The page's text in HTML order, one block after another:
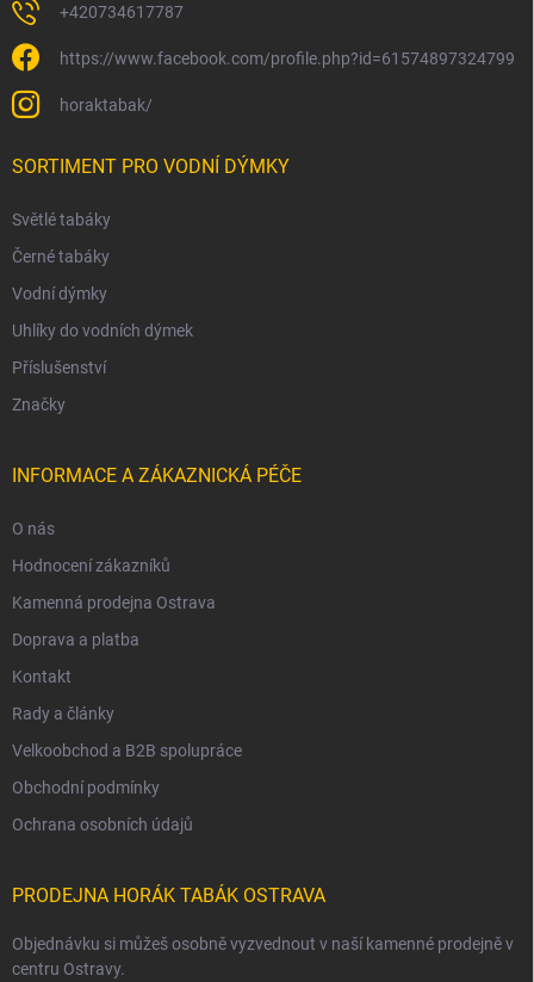
+420734617787
https://www.facebook.com/profile.php?id=61574897324799
horaktabak/
SORTIMENT PRO VODNÍ DÝMKY
Světlé tabáky
Černé tabáky
Vodní dýmky
Uhlíky do vodních dýmek
Příslušenství
Značky
INFORMACE A ZÁKAZNICKÁ PÉČE
O nás
Hodnocení zákazníků
Kamenná prodejna Ostrava
Doprava a platba
Kontakt
Rady a články
Velkoobchod a B2B spolupráce
Obchodní podmínky
Ochrana osobních údajů
PRODEJNA HORÁK TABÁK OSTRAVA
Objednávku si můžeš osobně vyzvednout v naší kamenné prodejně v
centru Ostravy.